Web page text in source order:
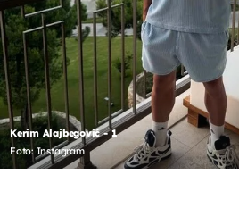
Kerim Alajbegović - 1
Foto: Instagram